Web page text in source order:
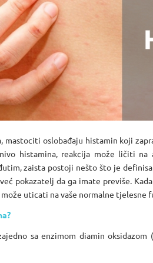
mastociti oslobađaju histamin koji
histamina, reakcija može ličiti
zaista postoji nešto što je
pokazatelj da ga imate previše.
uticati na vaše normalne tjelesne
sa enzimom diamin oksidazom